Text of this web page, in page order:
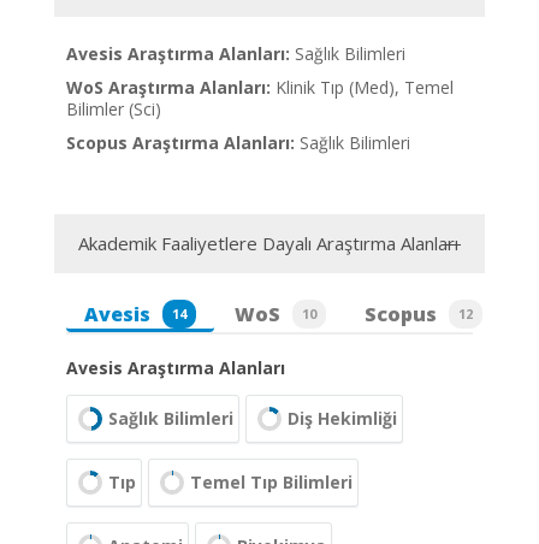
Avesis Araştırma Alanları: Sağlık Bilimleri
WoS Araştırma Alanları: Klinik Tıp (Med), Temel
Bilimler (Sci)
Scopus Araştırma Alanları: Sağlık Bilimleri
Akademik Faaliyetlere Dayalı Araştırma Alanları
Avesis 14 WoS 10 Scopus 12
Avesis Araştırma Alanları
Sağlık Bilimleri Diş Hekimliği
Tıp Temel Tıp Bilimleri